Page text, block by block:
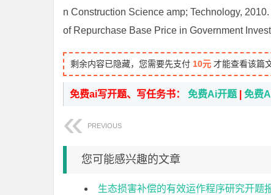
n Construction Science amp; Technology,
of Repurchase Base Price in Government
剩余内容已隐藏，您需要先支付 10元 才能查看该篇
免费ai写开题、写任务书： 免费Ai开题 免费
PREVIOUS
您可能感兴趣的文章
生态损害补偿的有效运作程序研究开题